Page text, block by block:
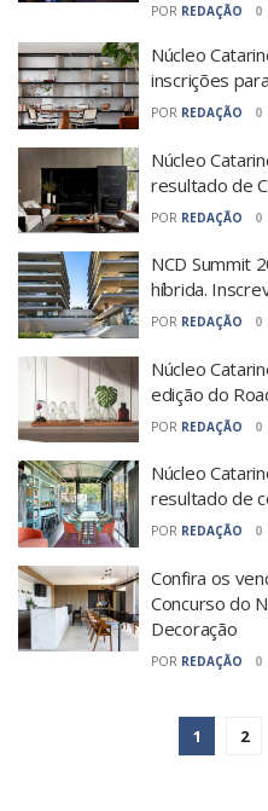
POR REDAÇÃO 0
Núcleo
inscrições
POR REDAÇÃO 0
Núcleo
resultado de
POR REDAÇÃO 0
NCD Summit
híbrida.
POR REDAÇÃO 0
Núcleo
edição do
POR REDAÇÃO 0
Núcleo
resultado de
POR REDAÇÃO 0
Confira os
Concurso do
Decoração
POR REDAÇÃO 0
1 2